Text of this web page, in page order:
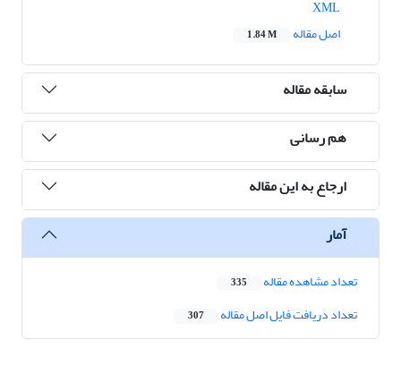
اصل مقاله
1.84 M
سابقه مقاله
هم رسانی
ارجاع به این مقاله
آمار
تعداد مشاهده مقاله 335
تعداد دریافت فایل اصل مقاله 307